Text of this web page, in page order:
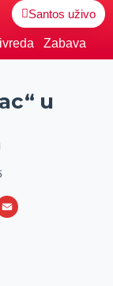
Santos uživo
Zabava
u
E